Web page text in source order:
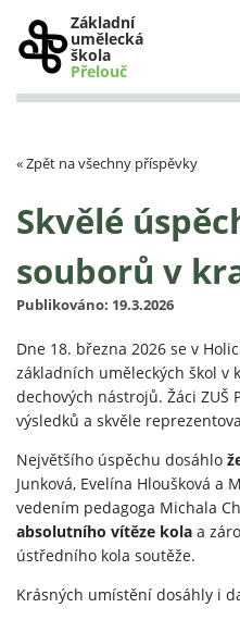
Základní
umělecká
škola
Přelouč
« Zpět na všechny příspěvky
Skvělé
souborů v
Publikováno: 19.3.2026
Dne 18. března 2026 se v
základních uměleckých škol v
dechových nástrojů. Žáci ZUŠ
výsledků a skvěle
Největšího úspěchu dosáhlo
Junková, Evelína Hloušková a
vedením pedagoga Michala
absolutního vítěze kola a
ústředního kola soutěže.
Krásných umístění dosáhly i